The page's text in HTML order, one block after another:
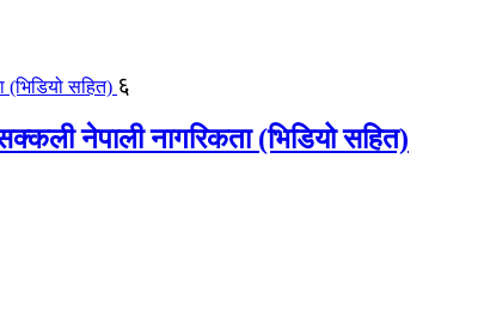
६
नेपाली नागरिकता (भिडियो सहित)